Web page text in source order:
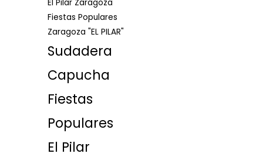
Fiestas Populares
Zaragoza "EL PILAR"
Sudadera
Capucha
Fiestas
Populares
El Pilar
desde
42,00€